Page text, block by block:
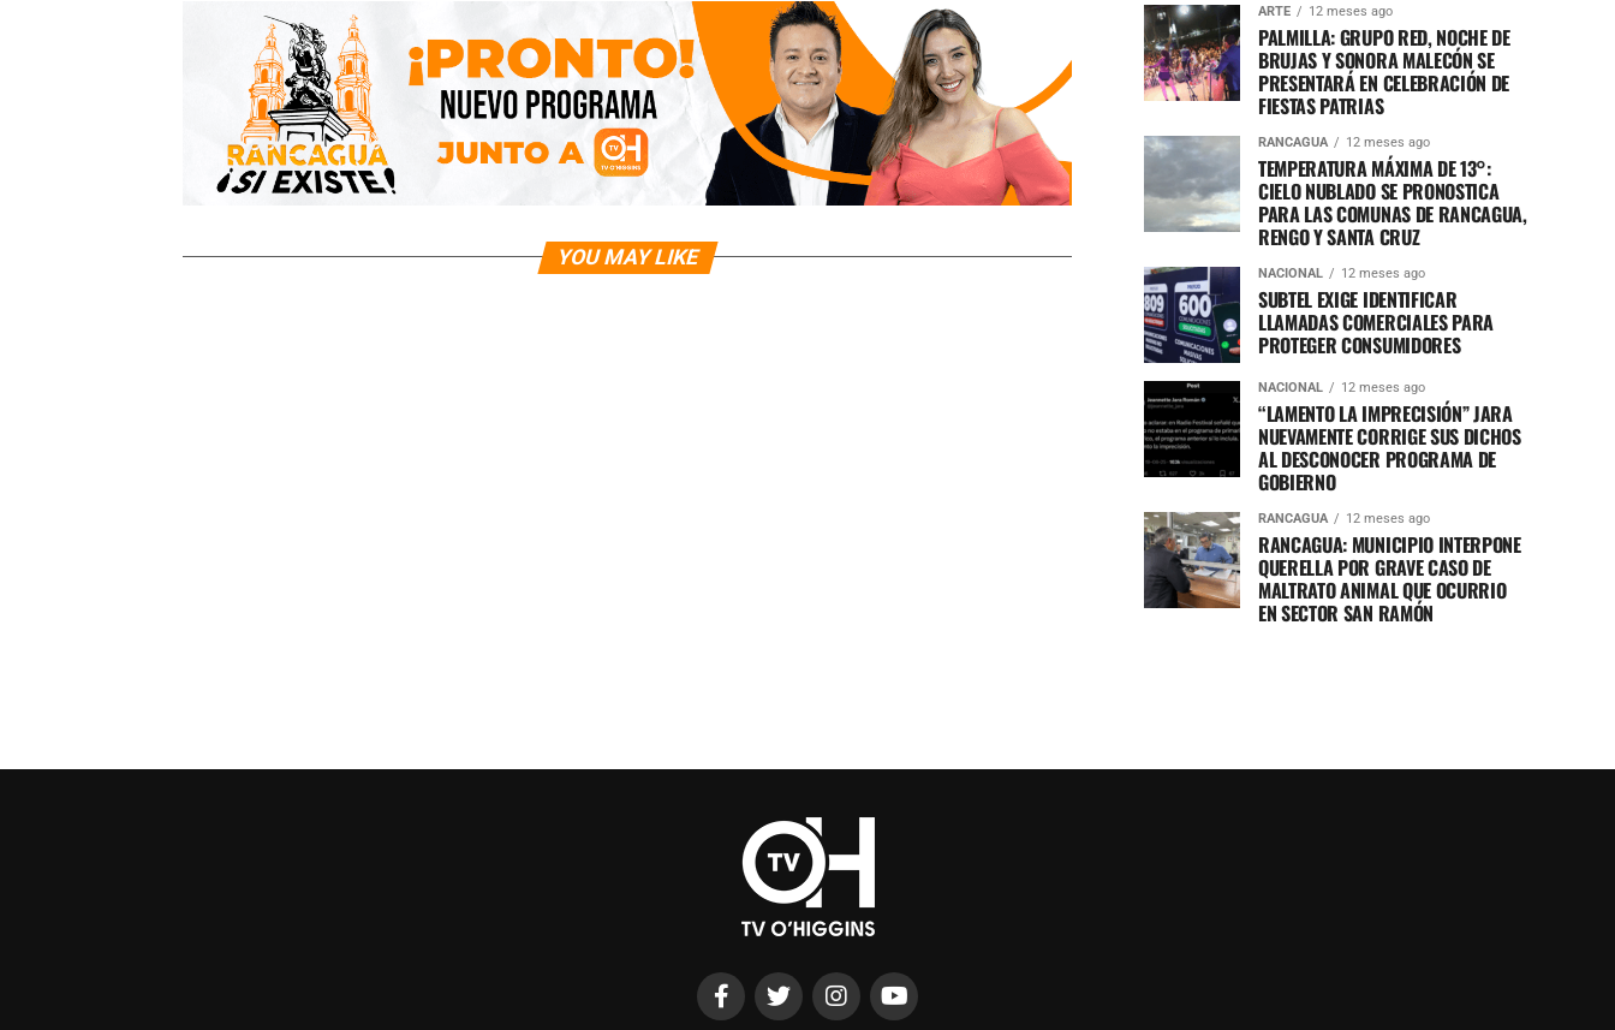
YOU MAY LIKE
ARTE 12 meses ago
PALMILLA: GRUPO RED, NOCHE DE
BRUJAS Y SONORA MALECÓN SE
PRESENTARÁ EN CELEBRACIÓN DE
FIESTAS PATRIAS
RANCAGUA 12 meses ago
TEMPERATURA MÁXIMA DE 13°:
CIELO NUBLADO SE PRONOSTICA
PARA LAS COMUNAS DE RANCAGUA,
RENGO Y SANTA CRUZ
NACIONAL 12 meses ago
SUBTEL EXIGE IDENTIFICAR
LLAMADAS COMERCIALES PARA
PROTEGER CONSUMIDORES
NACIONAL 12 meses ago
“LAMENTO LA IMPRECISIÓN” JARA
NUEVAMENTE CORRIGE SUS DICHOS
AL DESCONOCER PROGRAMA DE
GOBIERNO
RANCAGUA 12 meses ago
RANCAGUA: MUNICIPIO INTERPONE
QUERELLA POR GRAVE CASO DE
MALTRATO ANIMAL QUE OCURRIO
EN SECTOR SAN RAMÓN